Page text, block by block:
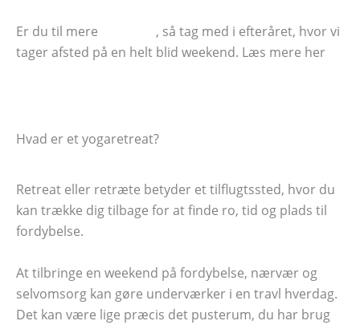
Er du til mere
, så tag med i efteråret, hvor vi
tager afsted på en helt blid weekend. Læs mere her
Hvad er et yogaretreat?
Retreat eller retræte betyder et tilflugtssted, hvor du
kan trække dig tilbage for at finde ro, tid og plads til
fordybelse.
At tilbringe en weekend på fordybelse, nærvær og
selvomsorg kan gøre underværker i en travl hverdag.
Det kan være lige præcis det pusterum, du har brug